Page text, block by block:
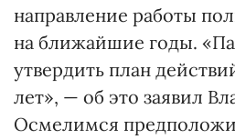
направление работы
на ближайшие годы.
утвердить план
лет», — об это заявил
Осмелимся